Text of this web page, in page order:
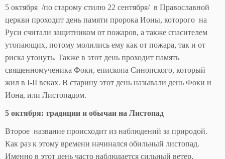
5 октября /по старому стилю 22 сентября/ в Православной
церкви проходит день памяти пророка Ионы, которого на
Руси считали защитником от пожаров, а также спасителем
утопающих, потому молились ему как от пожара, так и от
риска утонуть. Также в этот день проходит память
священномученика Фоки, епископа Синопского, который
жил в I-II веках. В старину этот день называли день Фоки и
Иона, или Листопадом.
5 октября: традиции и обычаи на Листопад
Второе название происходит из наблюдений за природой.
Как раз к этому времени начинался обильный листопад.
Именно в этот день часто наблюдается сильный ветер,